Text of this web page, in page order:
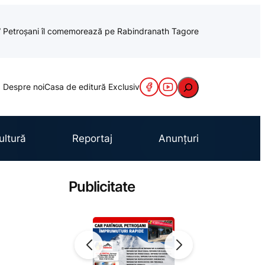
Petroșani îl comemorează pe Rabindranath Tagore
Despre noiCasa de editură Exclusiv Caută
Reportaj Anunțuri
Publicitate